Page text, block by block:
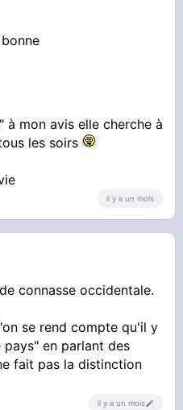
à mon avis elle cherche à
les soirs
il y a un mois
connasse occidentale.
se rend compte qu'il y
en parlant des
fait pas la distinction
il y a un mois